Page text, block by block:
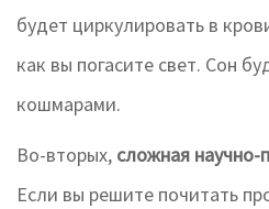
будет циркулировать в
как вы погасите свет. Сон
кошмарами.
Во-вторых, сложная научно-
Если вы решите почитать